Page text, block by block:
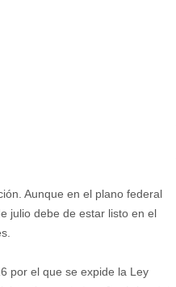
Aunque en el plano federal
julio debe de estar listo en el
por el que se expide la Ley